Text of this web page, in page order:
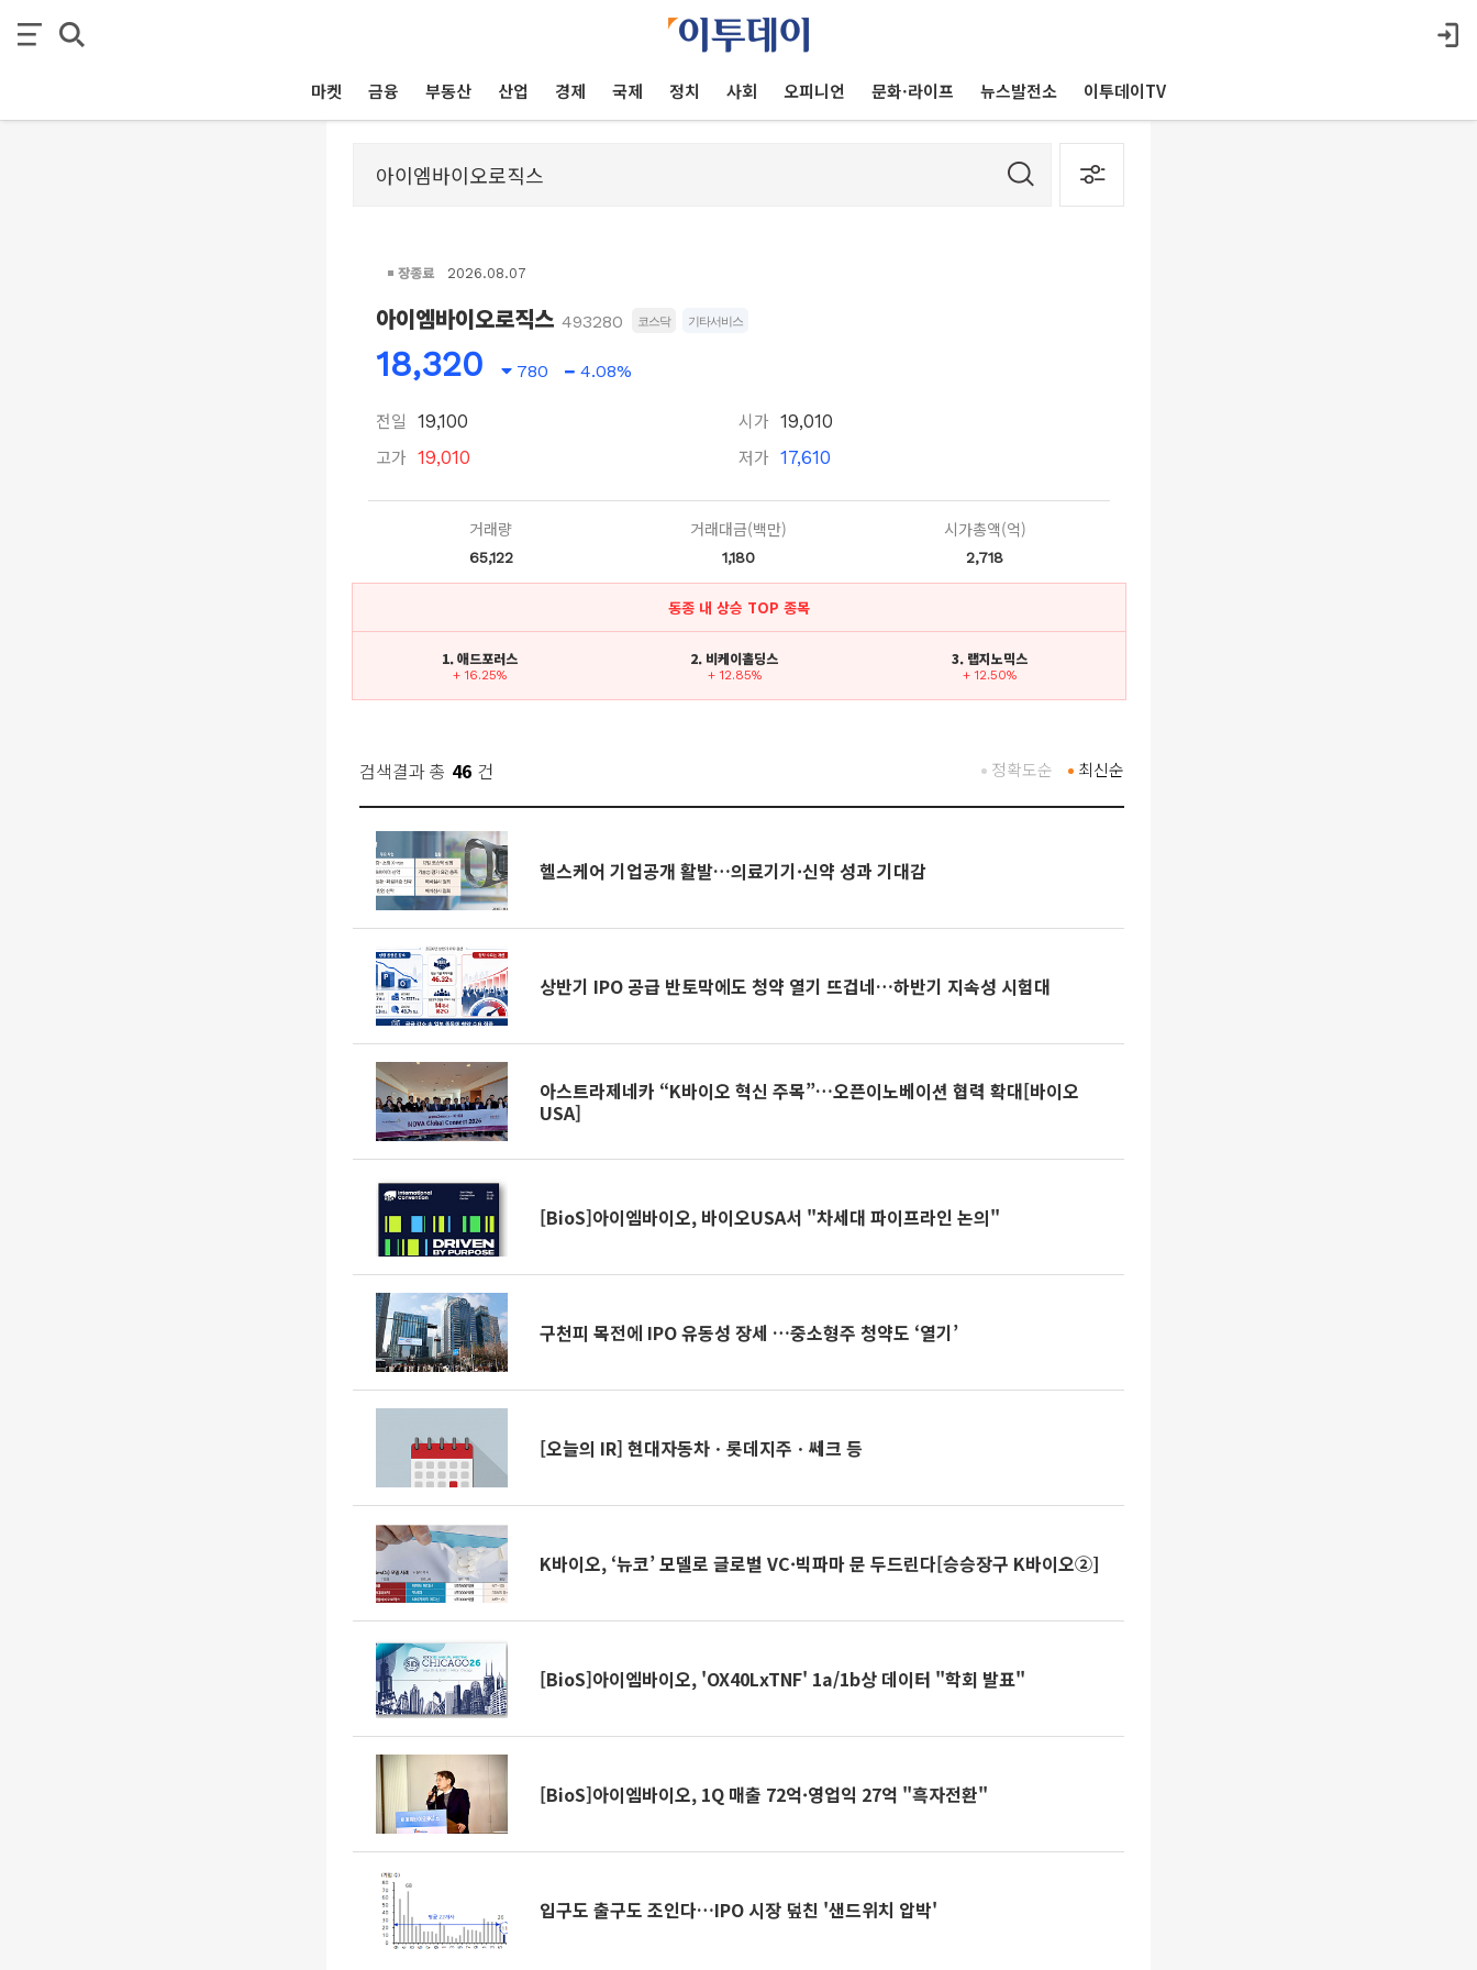
마켓 금융 부동산 산업 경제 국제 정치 사회 오피니언 문화·라이프 뉴스발전소 이투데이TV
장종료 2026.08.07
아이엠바이오로직스 493280 코스닥 기타서비스
18,320 780 4.08%
전일 19,100
고가 19,010
시가 19,010
저가 17,610
거래량
65,122
거래대금(백만)
1,180
시가총액(억)
2,718
동종 내 상승 TOP 종목
1. 애드포러스
+ 16.25%
2. 비케이홀딩스
+ 12.85%
3. 랩지노믹스
+ 12.50%
검색결과 총 46 건 최신순
정확도순
헬스케어 기업공개 활발…의료기기·신약 성과 기대감
상반기 IPO 공급 반토막에도 청약 열기 뜨겁네…하반기 지속성 시험대
아스트라제네카 “K바이오 혁신 주목”…오픈이노베이션 협력 확대[바이오
USA]
[BioS]아이엠바이오, 바이오USA서 "차세대 파이프라인 논의"
구천피 목전에 IPO 유동성 장세 …중소형주 청약도 ‘열기’
[오늘의 IR] 현대자동차ㆍ롯데지주ㆍ쎄크 등
K바이오, ‘뉴코’ 모델로 글로벌 VC·빅파마 문 두드린다[승승장구 K바이오②]
[BioS]아이엠바이오, 'OX40LxTNF' 1a/1b상 데이터 "학회 발표"
[BioS]아이엠바이오, 1Q 매출 72억·영업익 27억 "흑자전환"
입구도 출구도 조인다…IPO 시장 덮친 '샌드위치 압박'